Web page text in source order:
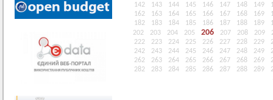
142
143 144 145 146 147 148 149
162
163 164 165 166 167 168 169
182
183 184 185 186 187 188 189
202
203 204 205 206 207 208 209
222
223 224 225 226 227 228 229
242
243 244 245 246 247 248 249
262
263 264 265 266 267 268 269
282
283 284 285 286 287 288 289